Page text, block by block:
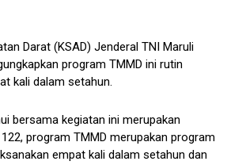
Darat (KSAD) Jenderal TNI Maruli
program TMMD ini rutin
kali dalam setahun.
bersama kegiatan ini merupakan
program TMMD merupakan program
empat kali dalam setahun dan